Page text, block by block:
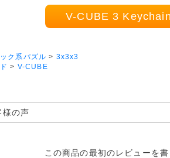
V-CUBE 3
ク系パズル > 3x3x3
> V-CUBE
様の声
この商品の最初のレビューを